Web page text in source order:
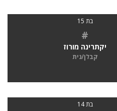
בת 15
#
יקתרינה מורוז
קבלן/נית
בת 14